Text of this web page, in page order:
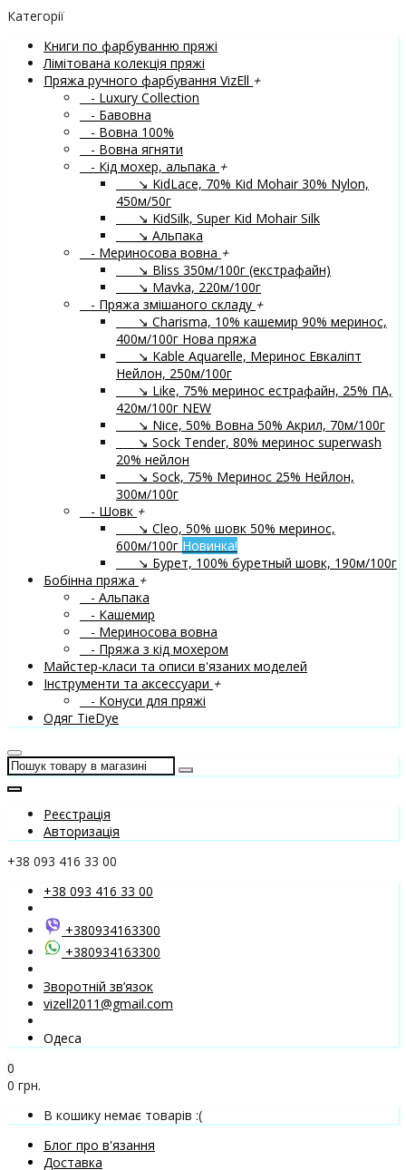
Категорії
Книги по фарбуванню пряжі
Лімітована колекція пряжі
Пряжа ручного фарбування VizEll +
- Luxury Collection
- Бавовна
- Вовна 100%
- Вовна ягняти
- Кід мохер, альпака +
↘ KidLace, 70% Kid Mohair 30% Nylon,
450м/50г
↘ KidSilk, Super Kid Mohair Silk
↘ Альпака
- Мериносова вовна +
↘ Bliss 350м/100г (екстрафайн)
↘ Mavka, 220м/100г
- Пряжа змішаного складу +
↘ Charisma, 10% кашемир 90% меринос,
400м/100г Нова пряжа
↘ Kable Aquarelle, Меринос Евкаліпт
Нейлон, 250м/100г
↘ Like, 75% меринос естрафайн, 25% ПА,
420м/100г NEW
↘ Nice, 50% Вовна 50% Акрил, 70м/100г
↘ Sock Tender, 80% меринос superwash
20% нейлон
↘ Sock, 75% Меринос 25% Нейлон,
300м/100г
- Шовк +
↘ Cleo, 50% шовк 50% меринос,
600м/100г Новинка!
↘ Бурет, 100% буретный шовк, 190м/100г
Бобінна пряжа +
- Альпака
- Кашемир
- Мериносова вовна
- Пряжа з кід мохером
Майстер-класи та описи в'язаних моделей
Інструменти та аксессуари +
- Конуси для пряжі
Одяг TieDye
Реєстрація
Авторизація
+38 093 416 33 00
+38 093 416 33 00
+380934163300
+380934163300
Зворотній зв’язок
vizell2011@gmail.com
Одеса
0
0 грн.
В кошику немає товарів :(
Блог про в'язання
Доставка